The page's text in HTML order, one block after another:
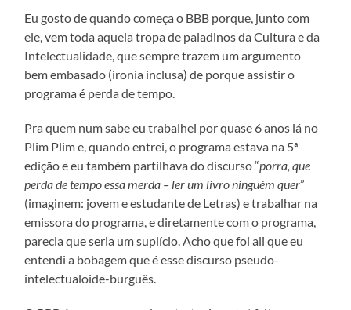
Eu gosto de quando começa o BBB porque, junto com
ele, vem toda aquela tropa de paladinos da Cultura e da
Intelectualidade, que sempre trazem um argumento
bem embasado (ironia inclusa) de porque assistir o
programa é perda de tempo.
Pra quem num sabe eu trabalhei por quase 6 anos lá no
Plim Plim e, quando entrei, o programa estava na 5ª
edição e eu também partilhava do discurso “porra, que
perda de tempo essa merda – ler um livro ninguém quer”
(imaginem: jovem e estudante de Letras) e trabalhar na
emissora do programa, e diretamente com o programa,
parecia que seria um suplício. Acho que foi ali que eu
entendi a bobagem que é esse discurso pseudo-
intelectualoide-burguês.